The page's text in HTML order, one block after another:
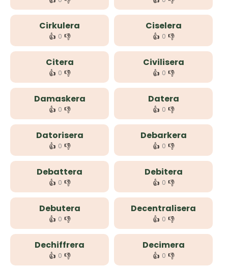
Cirkulera
👍 0 👎
Ciselera
👍 0 👎
Citera
👍 0 👎
Civilisera
👍 0 👎
Damaskera
👍 0 👎
Datera
👍 0 👎
Datorisera
👍 0 👎
Debarkera
👍 0 👎
Debattera
👍 0 👎
Debitera
👍 0 👎
Debutera
👍 0 👎
Decentralisera
👍 0 👎
Dechiffrera
👍 0 👎
Decimera
👍 0 👎